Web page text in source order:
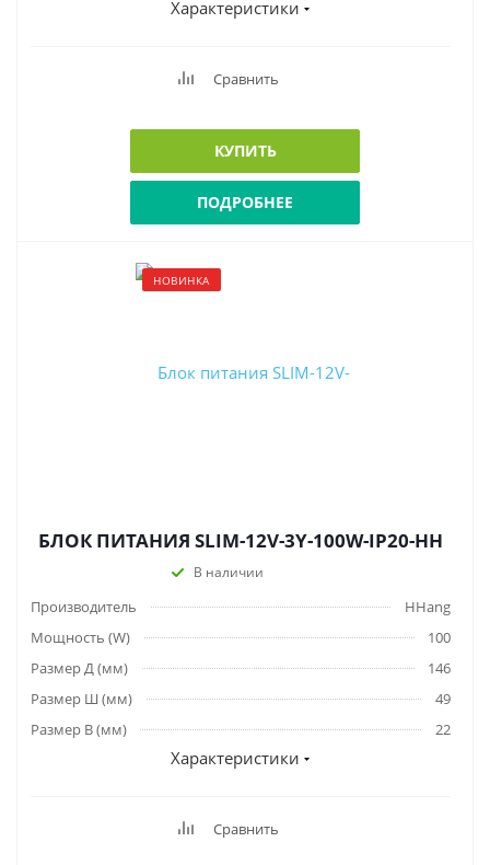
Характеристики
Сравнить
КУПИТЬ
ПОДРОБНЕЕ
НОВИНКА
БЛОК ПИТАНИЯ SLIM-12V-3Y-100W-IP20-HH
В наличии
Производитель
HHang
Мощность (W)
100
Размер Д (мм)
146
Размер Ш (мм)
49
Размер В (мм)
22
Характеристики
Сравнить